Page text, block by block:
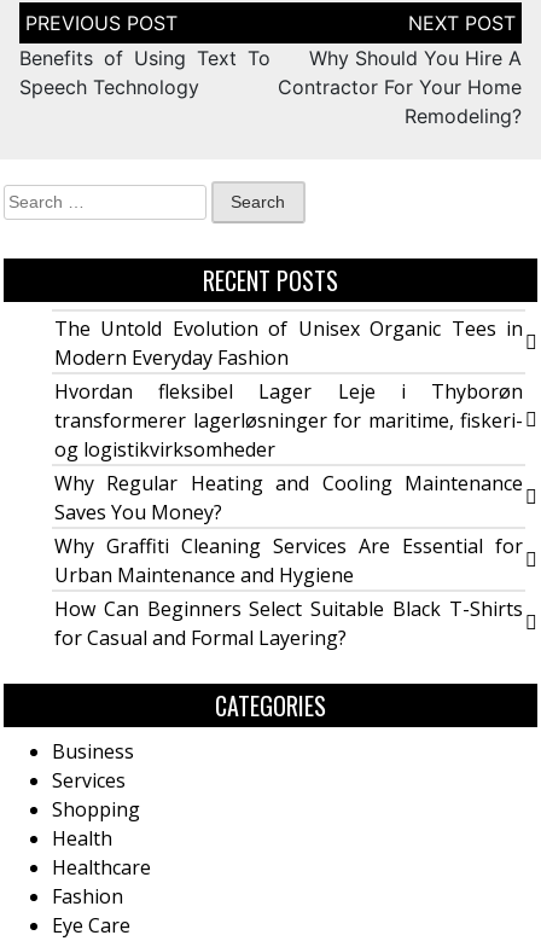
Benefits of Using Text To
Speech Technology
Why Should You Hire A
Contractor For Your Home
Remodeling?
RECENT POSTS
The Untold Evolution of Unisex Organic Tees in
Modern Everyday Fashion
Hvordan fleksibel Lager Leje i Thyborøn
transformerer lagerløsninger for maritime, fiskeri-
og logistikvirksomheder
Why Regular Heating and Cooling Maintenance
Saves You Money?
Why Graffiti Cleaning Services Are Essential for
Urban Maintenance and Hygiene
How Can Beginners Select Suitable Black T-Shirts
for Casual and Formal Layering?
CATEGORIES
Business
Services
Shopping
Health
Healthcare
Fashion
Eye Care